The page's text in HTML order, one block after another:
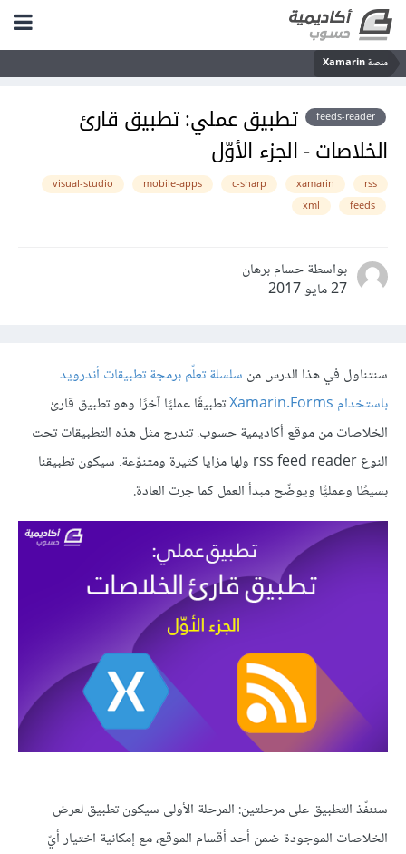
منصة Xamarin
feeds-reader
تطبيق عملي: تطبيق قارئ
الخلاصات - الجزء الأوّل
rss
xamarin
c-sharp
mobile-apps
visual-studio
feeds
xml
بواسطة حسام برهان
27 مايو 2017
سنتناول في هذا الدرس من سلسلة تعلّم برمجة تطبيقات أندرويد
باستخدام Xamarin.Forms
تطبيقًا عمليًا آخرًا وهو تطبيق قارئ
الخلاصات من موقع أكاديمية حسوب. تندرج مثل هذه التطبيقات تحت
النوع rss feed reader ولها مزايا كثيرة ومتنوّعة. سيكون تطبيقنا
بسيطًا وعمليًّا ويوضّح مبدأ العمل كما جرت العادة.
سننفّذ التطبيق على مرحلتين: المرحلة الأولى سيكون تطبيق لعرض
الخلاصات الموجودة ضمن أحد أقسام الموقع، مع إمكانية اختيار أيّ